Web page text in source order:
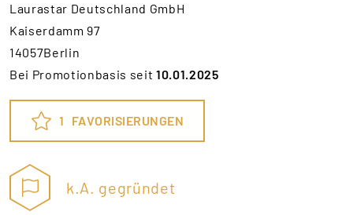
Laurastar Deutschland GmbH
Kaiserdamm 97
14057Berlin
Bei Promotionbasis seit10.01.2025
1 FAVORISIERUNGEN
k.A. gegründet